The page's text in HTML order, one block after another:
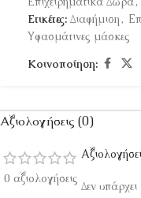
Ετικέτες: Διαφήμιση ,
Υφασμάτινες μάσκες
Κοινοποίηση:
Αξιολογήσεις (0)
0 αξιολογήσεις
Δεν